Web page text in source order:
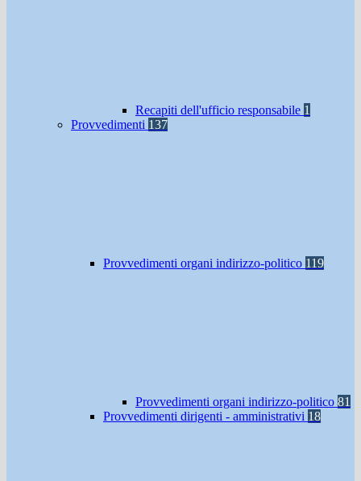
Recapiti dell'ufficio responsabile 1
Provvedimenti 137
Provvedimenti organi indirizzo-politico 119
Provvedimenti organi indirizzo-politico 81
Provvedimenti dirigenti - amministrativi 18